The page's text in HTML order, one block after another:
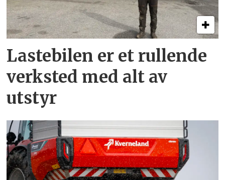
Lastebilen er et rullende
verksted med alt av
utstyr